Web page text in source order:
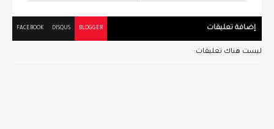
إضافة تعليقات BLOGGER
DISQUS
FACEBOOK
ليست هناك تعليقات: